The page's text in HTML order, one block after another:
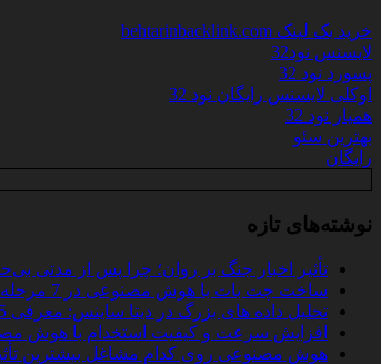
خرید بک لینک behtarinbacklink.com
لایسنس نود32
پسورد نود 32
اوکلی لایسنس رایگان نود 32
همیار نود 32
بهترین سئو
رایگان
نوشته‌های تازه
تأثیر اخبار جنگ بر روان؛ چرا پس از مدتی
ساخت چت‌ بات با هوش مصنوعی در 7 مرحله از ایده تا محصول واقعی
تحلیل داده‌ های بزرگ در دیتا ساینس: معرفی 5 ابزار برتر
افزایش سرعت و کیفیت استخدام با هوش
هوش مصنوعی روی کدام مشاغل بیشترین تأثیر